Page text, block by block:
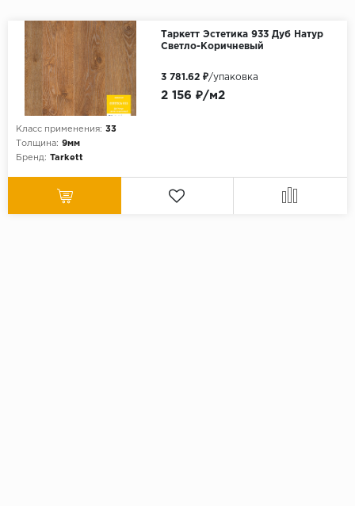
Таркетт Эстетика 933 Дуб Натур
Светло-Коричневый
Класс применения: 33
Толщина: 9мм
Бренд: Tarkett
2 156 ₽/м2
3 781.62 ₽/упаковка